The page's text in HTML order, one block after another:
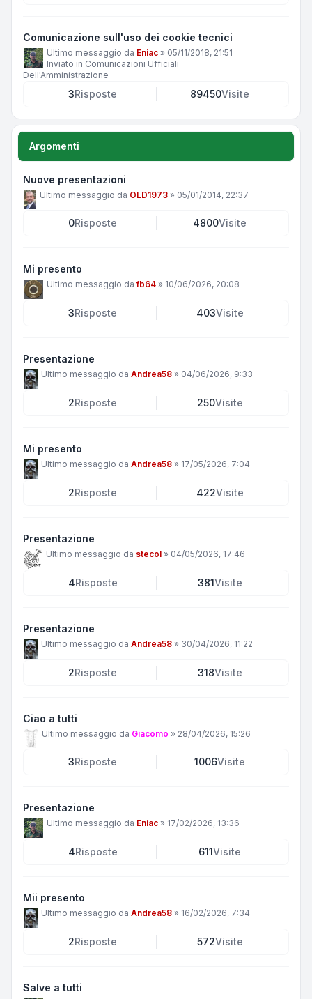
Comunicazione sull'uso dei cookie tecnici
Ultimo messaggio da Eniac » 05/11/2018, 21:51
Inviato in Comunicazioni Ufficiali
Dell'Amministrazione
3Risposte 89450Visite
Argomenti
Nuove presentazioni
Ultimo messaggio da OLD1973 » 05/01/2014, 22:37
0Risposte 4800Visite
Mi presento
Ultimo messaggio dafb64 » 10/06/2026, 20:08
3Risposte 403Visite
Presentazione
Ultimo messaggio da Andrea58 » 04/06/2026, 9:33
2Risposte 250Visite
Mi presento
Ultimo messaggio da Andrea58 » 17/05/2026, 7:04
2Risposte 422Visite
Presentazione
Ultimo messaggio da stecol » 04/05/2026, 17:46
4Risposte 381Visite
Presentazione
Ultimo messaggio da Andrea58 » 30/04/2026, 11:22
2Risposte 318Visite
Ciao a tutti
Ultimo messaggio da Giacomo » 28/04/2026, 15:26
3Risposte 1006Visite
Presentazione
Ultimo messaggio da Eniac » 17/02/2026, 13:36
4Risposte 611Visite
Mii presento
Ultimo messaggio da Andrea58 » 16/02/2026, 7:34
2Risposte 572Visite
Salve a tutti